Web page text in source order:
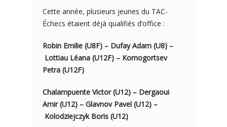
Cette année, plusieurs jeunes du TAC-
Échecs étaient déjà qualifiés d’office :
Robin Emilie (U8F) – Dufay Adam (U8) –
Lottiau Léana (U12F) – Komogortsev
Petra (U12F)
Chalampuente Victor (U12) – Dergaoui
Amir (U12) – Glavnov Pavel (U12) –
Kolodziejczyk Boris (U12)